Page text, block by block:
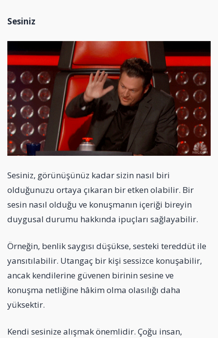
Sesiniz
Sesiniz, görünüşünüz kadar sizin nasıl biri
olduğunuzu ortaya çıkaran bir etken olabilir. Bir
sesin nasıl olduğu ve konuşmanın içeriği bireyin
duygusal durumu hakkında ipuçları sağlayabilir.
Örneğin, benlik saygısı düşükse, sesteki tereddüt ile
yansıtılabilir. Utangaç bir kişi sessizce konuşabilir,
ancak kendilerine güvenen birinin sesine ve
konuşma netliğine hâkim olma olasılığı daha
yüksektir.
Kendi sesinize alışmak önemlidir. Çoğu insan,